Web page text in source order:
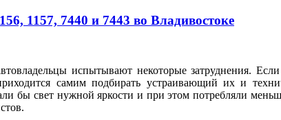
1157, 7440 и 7443 во Владивостоке
испытывают некоторые затруднения.
самим подбирать устраивающий их и
бы свет нужной яркости и при этом потребляли